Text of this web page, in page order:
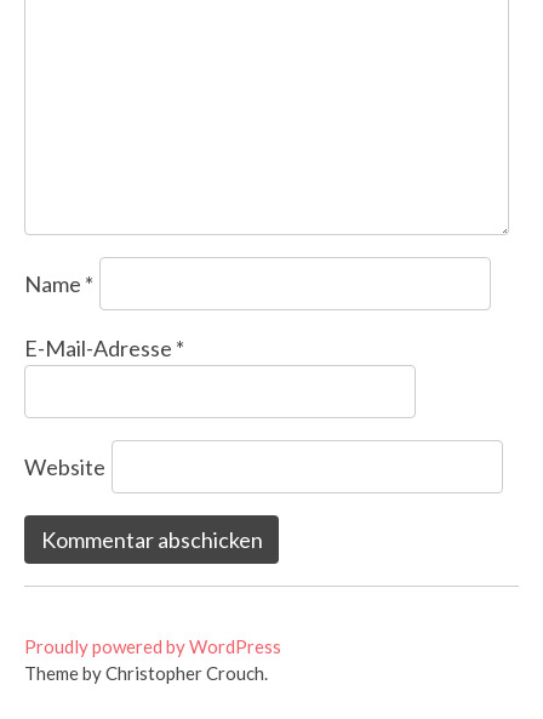
Name *
E-Mail-Adresse *
Website
Proudly powered by WordPress
Theme by Christopher Crouch.